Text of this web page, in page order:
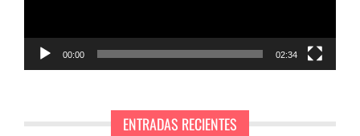
00:00 02:34
ENTRADAS RECIENTES